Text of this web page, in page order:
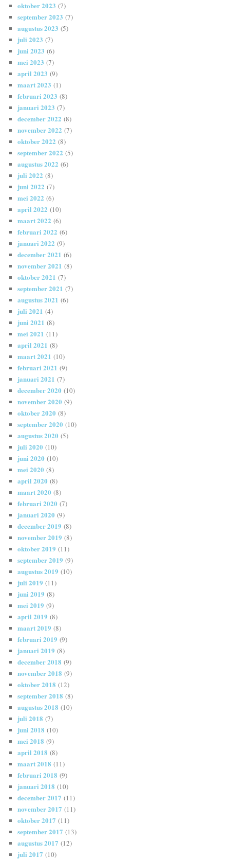
oktober 2023 (7)
september 2023 (7)
augustus 2023 (5)
juli 2023 (7)
juni 2023 (6)
mei 2023 (7)
april 2023 (9)
maart 2023 (1)
februari 2023 (8)
januari 2023 (7)
december 2022 (8)
november 2022 (7)
oktober 2022 (8)
september 2022 (5)
augustus 2022 (6)
juli 2022 (8)
juni 2022 (7)
mei 2022 (6)
april 2022 (10)
maart 2022 (6)
februari 2022 (6)
januari 2022 (9)
december 2021 (6)
november 2021 (8)
oktober 2021 (7)
september 2021 (7)
augustus 2021 (6)
juli 2021 (4)
juni 2021 (8)
mei 2021 (11)
april 2021 (8)
maart 2021 (10)
februari 2021 (9)
januari 2021 (7)
december 2020 (10)
november 2020 (9)
oktober 2020 (8)
september 2020 (10)
augustus 2020 (5)
juli 2020 (10)
juni 2020 (10)
mei 2020 (8)
april 2020 (8)
maart 2020 (8)
februari 2020 (7)
januari 2020 (9)
december 2019 (8)
november 2019 (8)
oktober 2019 (11)
september 2019 (9)
augustus 2019 (10)
juli 2019 (11)
juni 2019 (8)
mei 2019 (9)
april 2019 (8)
maart 2019 (8)
februari 2019 (9)
januari 2019 (8)
december 2018 (9)
november 2018 (9)
oktober 2018 (12)
september 2018 (8)
augustus 2018 (10)
juli 2018 (7)
juni 2018 (10)
mei 2018 (9)
april 2018 (8)
maart 2018 (11)
februari 2018 (9)
januari 2018 (10)
december 2017 (11)
november 2017 (11)
oktober 2017 (11)
september 2017 (13)
augustus 2017 (12)
juli 2017 (10)